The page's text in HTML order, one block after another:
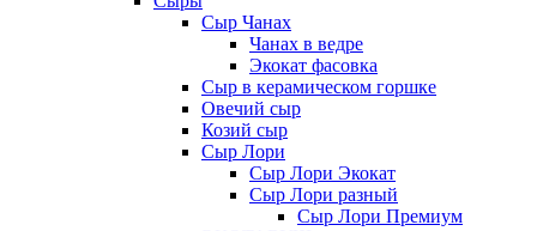
Сыр Чанах
Чанах в ведре
Экокат фасовка
Сыр в керамическом горшке
Овечий сыр
Козий сыр
Сыр Лори
Сыр Лори Экокат
Сыр Лори разный
Сыр Лори Премиум